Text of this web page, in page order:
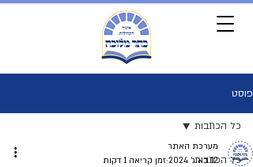
פוסט
כל הכתבות
כל הכתבות
מערכת האתר
12 באוג׳ 2024
זמן קריאה 1 דקות